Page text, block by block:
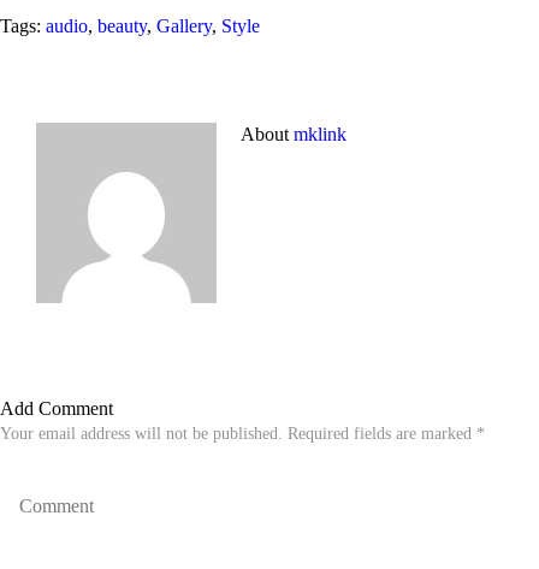
Tags: audio, beauty, Gallery, Style
About mklink
Add Comment
Your email address will not be published. Required fields are marked *